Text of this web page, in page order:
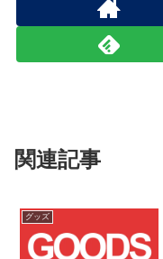
関連記事
グッズ